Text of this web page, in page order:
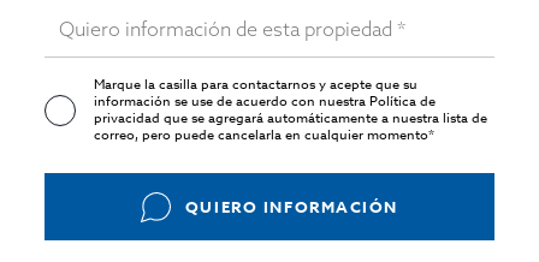
Marque la casilla para contactarnos y acepte que su
información se use de acuerdo con nuestraPolítica de
privacidadque se agregará automáticamente a nuestra lista de
correo, pero puede cancelarla en cualquier momento*
QUIERO INFORMACIÓN